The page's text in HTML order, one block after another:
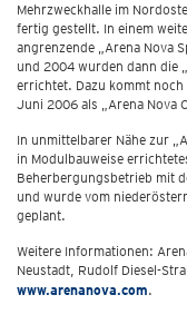
Mehrzweckhalle im
fertig gestellt. In einem
angrenzende „Arena Nova
und 2004 wurden dann die
errichtet. Dazu kommt
Juni 2006 als „Arena Nova
In unmittelbarer Nähe zur
in Modulbauweise
Beherbergungsbetrieb mit
und wurde vom
geplant.
Weitere Informationen:
Neustadt, Rudolf Diesel-
www.arenanova.com.